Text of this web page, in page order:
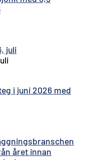
juli
i juni 2026 med
året innan